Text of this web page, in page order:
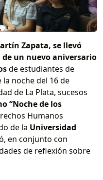
Zapata, se llevó
un nuevo aniversario
de estudiantes de
noche del 16 de
de La Plata, sucesos
“Noche de los
Humanos
de la Universidad
en conjunto con
de reflexión sobre